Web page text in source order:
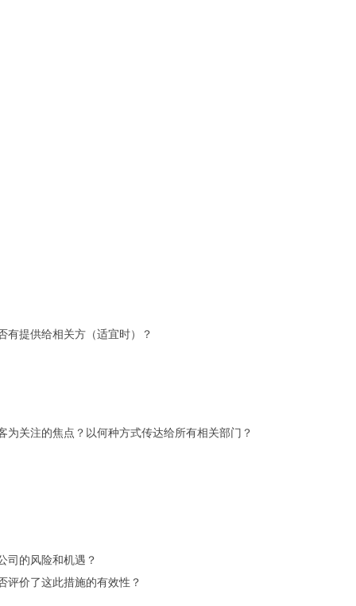
有提供给相关方（适宜时）？
关注的焦点？以何种方式传达给所有相关部门？
司的风险和机遇？
评价了这此措施的有效性？